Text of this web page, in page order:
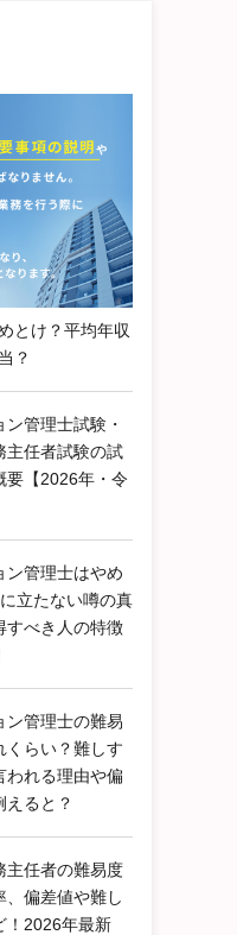
とけ？平均年収
？
ン管理士試験・
主任者試験の試
要【2026年・令
ン管理士はやめ
立たない噂の真
すべき人の特徴
ン管理士の難易
くらい？難しす
われる理由や偏
えると？
主任者の難易度
、偏差値や難し
！2026年最新